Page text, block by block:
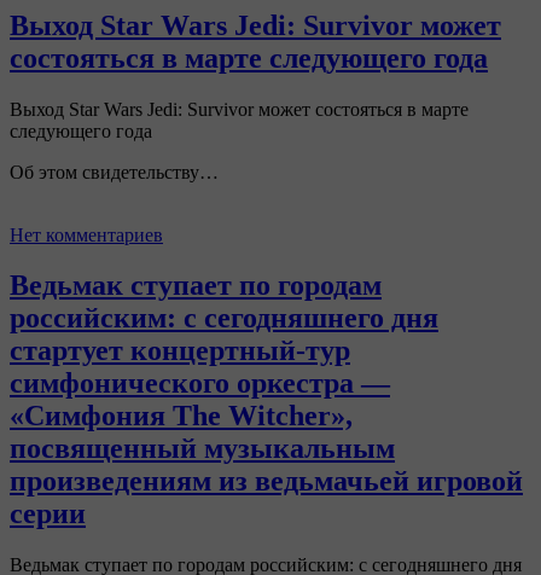
Выход Star Wars Jedi: Survivor может
состояться в марте следующего года
Выход Star Wars Jedi: Survivor может состояться в марте
следующего года
Об этом свидетельству…
Нет комментариев
Ведьмак ступает по городам
российским: с сегодняшнего дня
стартует концертный-тур
симфонического оркестра —
«Симфония The Witcher»,
посвященный музыкальным
произведениям из ведьмачьей игровой
серии
Ведьмак ступает по городам российским: с сегодняшнего дня